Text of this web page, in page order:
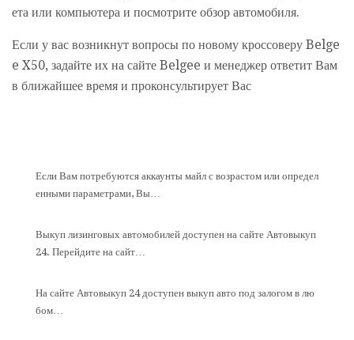
ета или компьютера и посмотрите обзор автомобиля.
Если у вас возникнут вопросы по новому кроссоверу Belge
e X50, задайте их на сайте Belgee и менеджер ответит Вам
в ближайшее время и проконсультирует Вас
Если Вам потребуются аккаунты майл с возрастом или определ
енными параметрами, Вы…
Выкуп лизинговых автомобилей доступен на сайте Автовыкуп
24. Перейдите на сайт…
На сайте Автовыкуп 24 доступен выкуп авто под залогом в лю
бом…